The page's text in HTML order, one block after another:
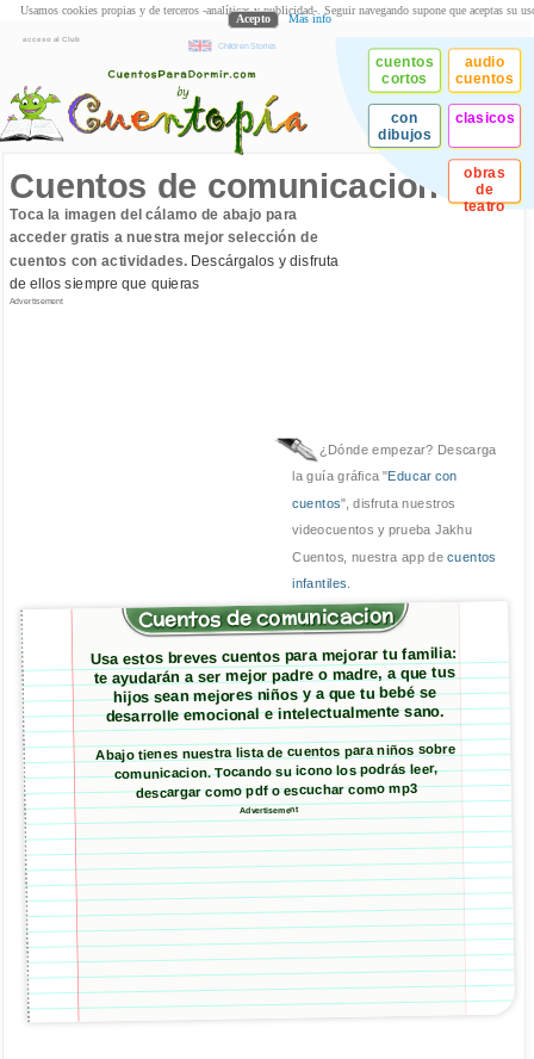
acceso al Club
Children Stories
cuentos
cortos
audio
cuentos
con
dibujos
clasicos
obras
de
teatro
Cuentos de comunicacion
Toca la imagen del cálamo de abajo para
acceder gratis a nuestra mejor selección de
cuentos con actividades.Descárgalos y disfruta
de ellos siempre que quieras
Advertisement
¿Dónde empezar? Descarga
la guía gráfica "Educar con
cuentos", disfruta nuestros
videocuentos y prueba Jakhu
Cuentos, nuestra app decuentos
infantiles.
Cuentos de comunicacion
Usa estos breves cuentos para mejorar tu familia:
te ayudarán a ser mejor padre o madre, a que tus
hijos sean mejores niños y a que tu bebé se
desarrolle emocional e intelectualmente sano.
Abajo tienes nuestra lista de cuentos para niños sobre
comunicacion. Tocando su icono los podrás leer,
descargar como pdf o escuchar como mp3
Advertisement
Usamos cookies propias y de terceros -analíticas y publicidad-. Seguir navegando supone que aceptas su
Acepto Más info